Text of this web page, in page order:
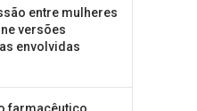
entre mulheres
versões
envolvidas